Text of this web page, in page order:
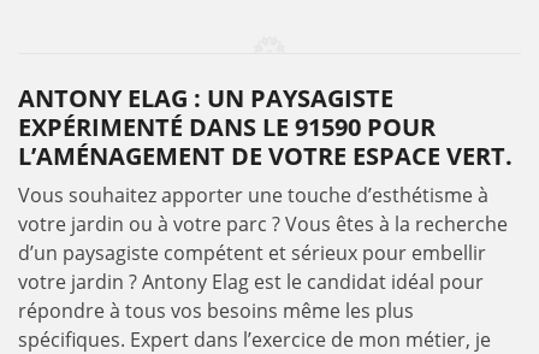
ANTONY ELAG : UN PAYSAGISTE
EXPÉRIMENTÉ DANS LE 91590 POUR
L’AMÉNAGEMENT DE VOTRE ESPACE VERT.
Vous souhaitez apporter une touche d’esthétisme à
votre jardin ou à votre parc ? Vous êtes à la recherche
d’un paysagiste compétent et sérieux pour embellir
votre jardin ? Antony Elag est le candidat idéal pour
répondre à tous vos besoins même les plus
spécifiques. Expert dans l’exercice de mon métier, je